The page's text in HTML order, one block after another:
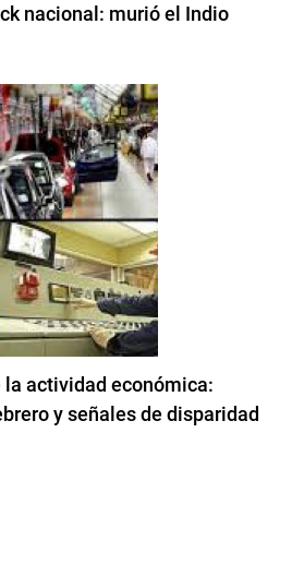
nacional: murió el Indio
la actividad económica:
y señales de disparidad